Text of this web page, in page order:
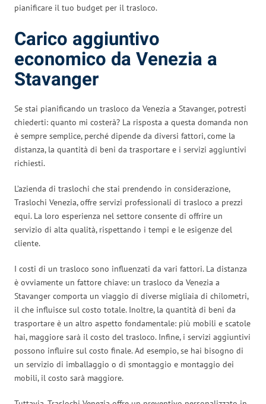
pianificare il tuo budget per il trasloco.
Carico aggiuntivo
economico da Venezia a
Stavanger
Se stai pianificando un trasloco da Venezia a Stavanger, potresti
chiederti: quanto mi costerà? La risposta a questa domanda non
è sempre semplice, perché dipende da diversi fattori, come la
distanza, la quantità di beni da trasportare e i servizi aggiuntivi
richiesti.
L’azienda di traslochi che stai prendendo in considerazione,
Traslochi Venezia, offre servizi professionali di trasloco a prezzi
equi. La loro esperienza nel settore consente di offrire un
servizio di alta qualità, rispettando i tempi e le esigenze del
cliente.
I costi di un trasloco sono influenzati da vari fattori. La distanza
è ovviamente un fattore chiave: un trasloco da Venezia a
Stavanger comporta un viaggio di diverse migliaia di chilometri,
il che influisce sul costo totale. Inoltre, la quantità di beni da
trasportare è un altro aspetto fondamentale: più mobili e scatole
hai, maggiore sarà il costo del trasloco. Infine, i servizi aggiuntivi
possono influire sul costo finale. Ad esempio, se hai bisogno di
un servizio di imballaggio o di smontaggio e montaggio dei
mobili, il costo sarà maggiore.